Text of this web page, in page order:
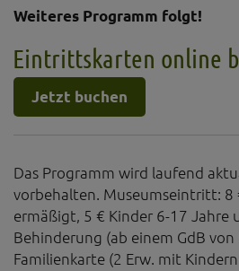
Weiteres Programm folgt!
Eintrittskarten online
Jetzt buchen
Das Programm wird laufend
vorbehalten. Museumseintritt: 8
ermäßigt, 5 € Kinder 6-17 Jahre
Behinderung (ab einem GdB
Familienkarte (2 Erw. mit